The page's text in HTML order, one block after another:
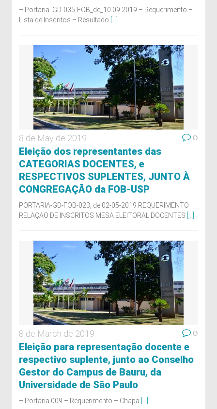
– Portaria GD-035-FOB_de_10.09.2019 – Requerimento –
Lista de Inscritos – Resultado
8 de May de 2019 0
Eleição dos representantes das
CATEGORIAS DOCENTES, e
RESPECTIVOS SUPLENTES, JUNTO À
CONGREGAÇÃO da FOB-USP
PORTARIA-GD-FOB-023, de 02-05-2019 REQUERIMENTO
RELAÇAO DE INSCRITOS MESA ELEITORAL DOCENTES
8 de March de 2019 0
Eleição para representação docente e
respectivo suplente, junto ao Conselho
Gestor do Campus de Bauru, da
Universidade de São Paulo
– Portaria 009 – Requerimento – Chapa